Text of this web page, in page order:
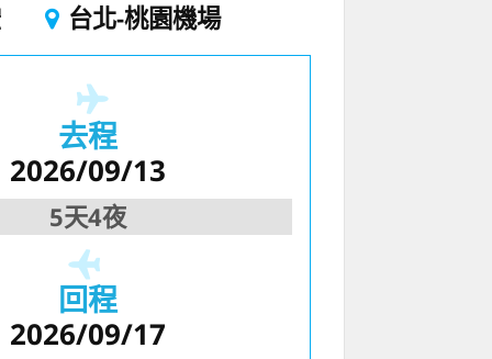
台北-桃園機場
去程
2026/09/13
5天4夜
回程
2026/09/17